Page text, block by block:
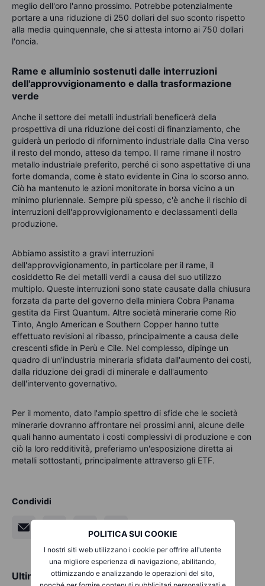
POLITICA SUI COOKIE
I nostri siti web utilizzano i cookie per offrire all'utente
una migliore esperienza di navigazione, abilitando,
ottimizzando e analizzando le operazioni del sito,
meglio dell'oro l'anno prossimo. Potrebbe potenzialmente
portare a una riduzione di 250 dollari del suo sconto rispetto
alla media quinquennale, che si attesta intorno ai 750 dollari
l'oncia.
Rame e alluminio sostenuti dalle interruzioni
dell'approvvigionamento e dalla trasformazione
verde
Anche il settore dei metalli industriali beneficerà della
prospettiva di una riduzione dei costi di finanziamento, che
guiderà un periodo di rifornimento industriale dalla Cina verso
il resto del mondo, atteso da tempo. Il rame rimane il nostro
metallo industriale preferito, perché ci sono aspettative di una
forte domanda, come è stato evidente in Cina lo scorso anno.
Ciò ha mantenuto le azioni monitorate in borsa vicino a un
minimo pluriennale. Sempre più spesso, c'è anche il rischio di
interruzioni dell'approvvigionamento e declassamenti della
produzione.
Abbiamo assistito a gravi interruzioni
dell'approvvigionamento, in particolare per il rame, il
cosiddetto Re dei metalli verdi a causa del suo utilizzo
multiplo. Queste interruzioni sono state causate dalla chiusura
forzata da parte del governo della miniera Cobra Panama
gestita da First Quantum. Altre società minerarie come Rio
Tinto, Anglo American e Southern Copper hanno tutte
effettuato revisioni al ribasso, principalmente a causa delle
crescenti sfide in Perù e Cile. Nel complesso, dipinge un
quadro di un'industria mineraria sfidata dall'aumento dei costi,
dalla riduzione dei gradi di minerale e dall'aumento
dell'intervento governativo.
Per il momento, dato l'ampio spettro di sfide che le società
minerarie dovranno affrontare nei prossimi anni, alcune delle
quali hanno aumentato i costi complessivi di produzione e con
ciò la loro redditività, preferiamo un'esposizione diretta ai
metalli sottostanti, principalmente attraverso gli ETF.
Condividi
Ultime analisi di mercato